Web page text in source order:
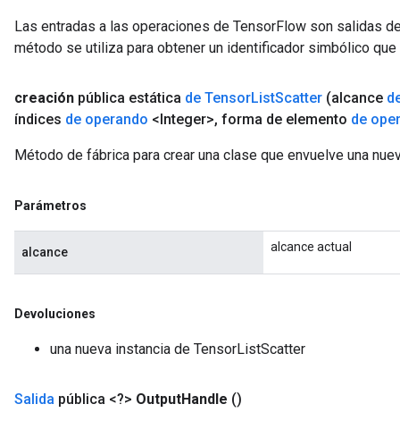
Las entradas a las operaciones de TensorFlow son salidas
método se utiliza para obtener un identificador simbólico
creación pública estática de TensorListScatter (alcance
índices de operando <Integer>, forma de elemento de
Método de fábrica para crear una clase que envuelve una
Parámetros
alcance alcance actual
Devoluciones
una nueva instancia de TensorListScatter
Salida pública <?> OutputHandle ()